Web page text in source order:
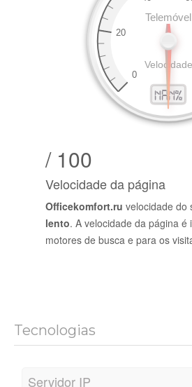
/ 100
Velocidade da página
Officekomfort.ru velocidade do
lento. A velocidade da página
motores de busca e para os
Tecnologias
Servidor IP